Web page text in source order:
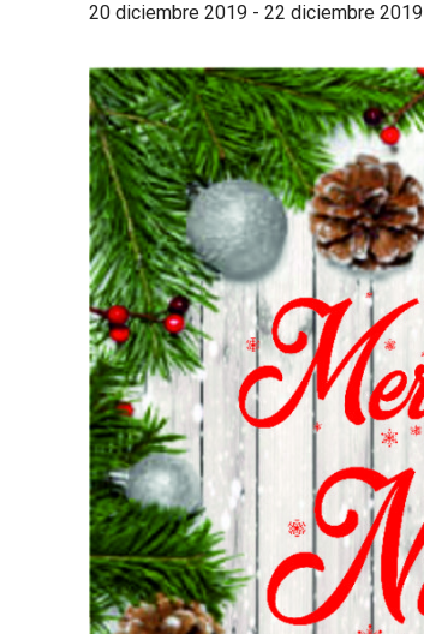
20 diciembre 2019 -22 diciembre 2019